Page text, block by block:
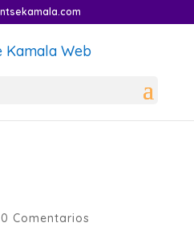
0 Comentarios